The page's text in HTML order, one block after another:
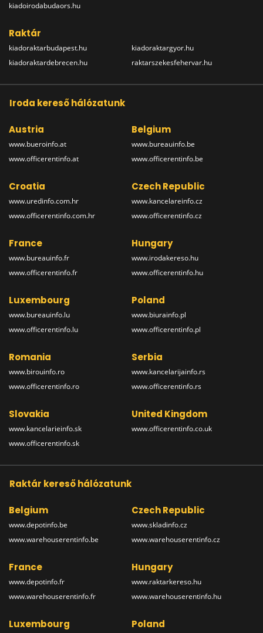
kiadoirodabudaors.hu
Raktár
kiadoraktarbudapest.hu
kiadoraktardebrecen.hu
kiadoraktargyor.hu
raktarszekesfehervar.hu
Iroda kereső hálózatunk
Austria
www.bueroinfo.at
www.officerentinfo.at
Belgium
www.bureauinfo.be
www.officerentinfo.be
Croatia
www.uredinfo.com.hr
www.officerentinfo.com.hr
Czech Republic
www.kancelareinfo.cz
www.officerentinfo.cz
France
www.bureauinfo.fr
www.officerentinfo.fr
Hungary
www.irodakereso.hu
www.officerentinfo.hu
Luxembourg
www.bureauinfo.lu
www.officerentinfo.lu
Poland
www.biurainfo.pl
www.officerentinfo.pl
Romania
www.birouinfo.ro
www.officerentinfo.ro
Serbia
www.kancelarijainfo.rs
www.officerentinfo.rs
Slovakia
www.kancelarieinfo.sk
www.officerentinfo.sk
United Kingdom
www.officerentinfo.co.uk
Raktár kereső hálózatunk
Belgium
www.depotinfo.be
www.warehouserentinfo.be
Czech Republic
www.skladinfo.cz
www.warehouserentinfo.cz
France
www.depotinfo.fr
www.warehouserentinfo.fr
Hungary
www.raktarkereso.hu
www.warehouserentinfo.hu
Luxembourg Poland